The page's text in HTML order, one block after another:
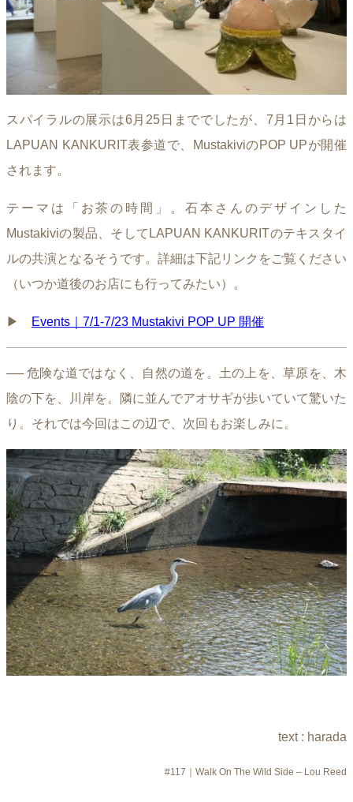
スパイラルの展示は6月25日まででしたが、7月1日からは
LAPUAN KANKURIT表参道で、MustakiviのPOP UPが開催
されます。
テーマは「お茶の時間」。石本さんのデザインした
Mustakiviの製品、そしてLAPUAN KANKURITのテキスタイ
ルの共演となるそうです。詳細は下記リンクをご覧ください
（いつか道後のお店にも行ってみたい）。
▶︎ Events｜7/1-7/23 Mustakivi POP UP 開催
── 危険な道ではなく、自然の道を。土の上を、草原を、木
陰の下を、川岸を。隣に並んでアオサギが歩いていて驚いた
り。それでは今回はこの辺で、次回もお楽しみに。
text : harada
#117｜Walk On The Wild Side – Lou Reed